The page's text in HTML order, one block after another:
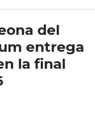
del
entrega
la final